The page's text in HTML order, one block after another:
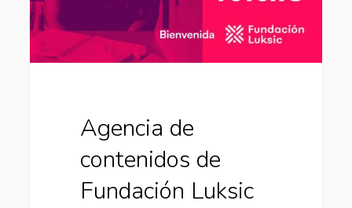
Agencia de
contenidos de
Fundación Luksic